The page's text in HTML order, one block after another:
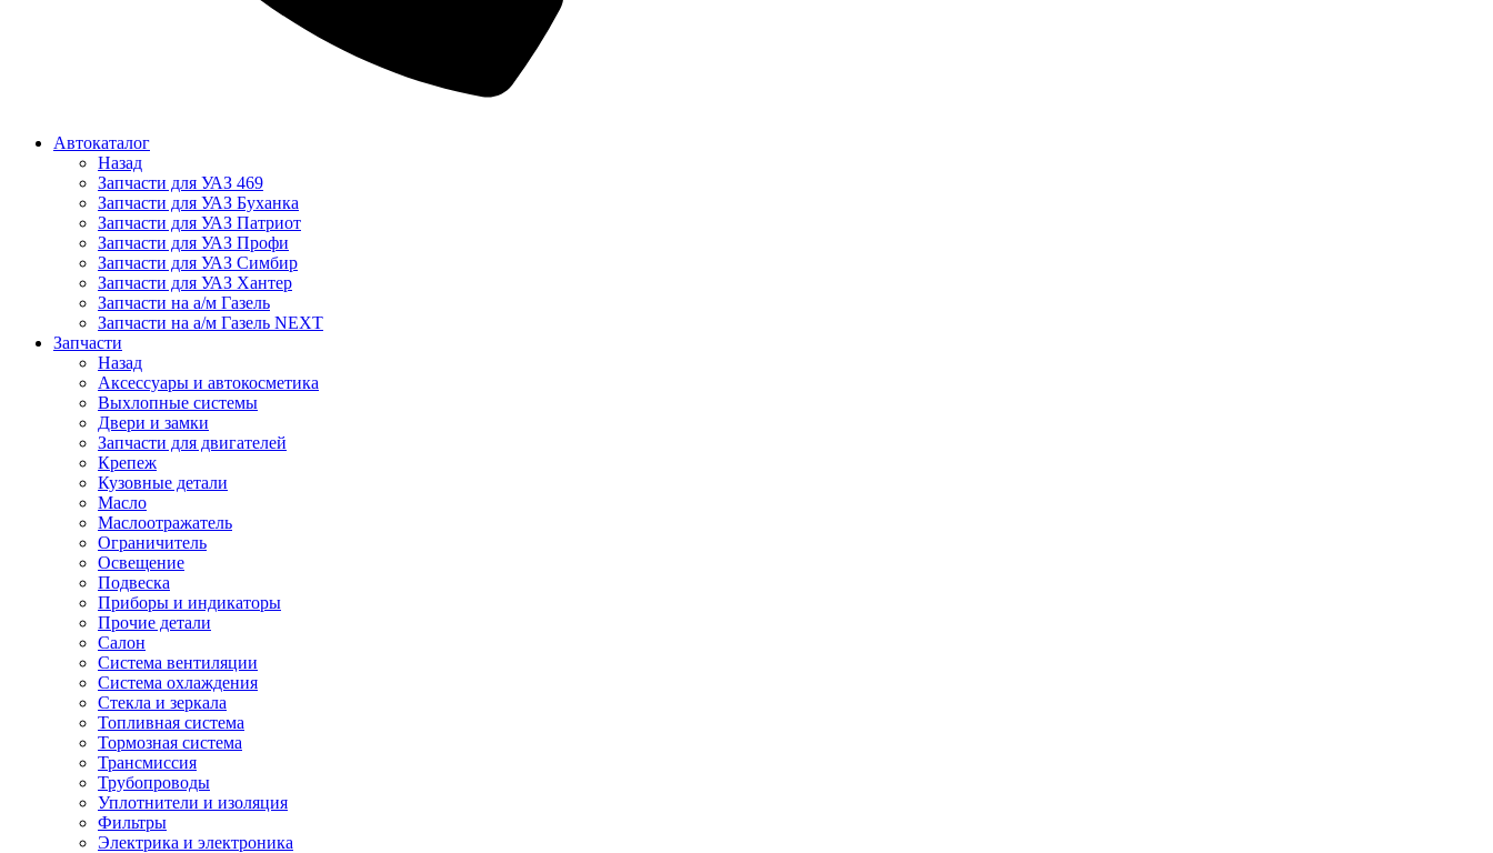
Автокаталог
Назад
Запчасти для УАЗ 469
Запчасти для УАЗ Буханка
Запчасти для УАЗ Патриот
Запчасти для УАЗ Профи
Запчасти для УАЗ Симбир
Запчасти для УАЗ Хантер
Запчасти на а/м Газель
Запчасти на а/м Газель NEXT
Запчасти
Назад
Аксессуары и автокосметика
Выхлопные системы
Двери и замки
Запчасти для двигателей
Крепеж
Кузовные детали
Масло
Маслоотражатель
Ограничитель
Освещение
Подвеска
Приборы и индикаторы
Прочие детали
Салон
Система вентиляции
Система охлаждения
Стекла и зеркала
Топливная система
Тормозная система
Трансмиссия
Трубопроводы
Уплотнители и изоляция
Фильтры
Электрика и электроника